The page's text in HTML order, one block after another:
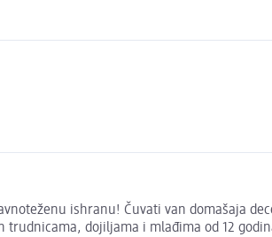
ishranu! Čuvati van domašaja
dojiljama i mlađima od 12